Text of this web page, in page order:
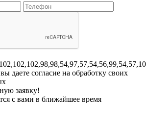
даете согласие на обработку своих
заявку!
с вами в ближайшее время